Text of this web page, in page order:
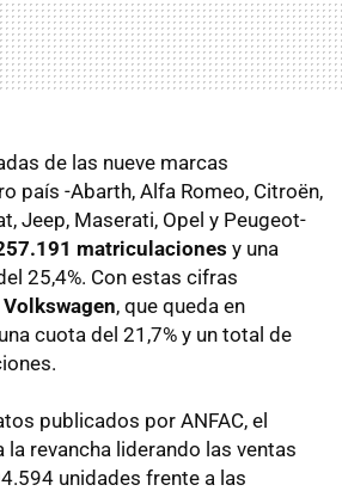
de las nueve marcas
país -Abarth, Alfa Romeo, Citroën,
Jeep, Maserati, Opel y Peugeot-
matriculaciones y una
25,4%. Con estas cifras
, que queda en
cuota del 21,7% y un total de
publicados por ANFAC, el
la revancha liderando las ventas
unidades frente a las